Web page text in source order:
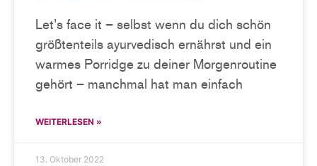
Let’s face it – selbst wenn du dich schön
größtenteils ayurvedisch ernährst und ein
warmes Porridge zu deiner Morgenroutine
gehört – manchmal hat man einfach
WEITERLESEN »
13. Oktober 2022